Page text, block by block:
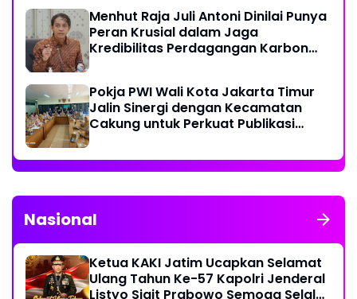
Menhut Raja Juli Antoni Dinilai Punya
Peran Krusial dalam Jaga
Kredibilitas Perdagangan Karbon
Pokja PWI Wali Kota Jakarta Timur
Jalin Sinergi dengan Kecamatan
Cakung untuk Perkuat Publikasi
Nasional
Ketua KAKI Jatim Ucapkan Selamat
Ulang Tahun Ke-57 Kapolri Jenderal
Listyo Sigit Prabowo Semoga Selalu